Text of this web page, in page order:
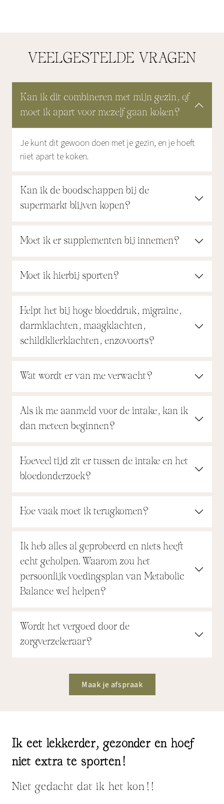
VEELGESTELDE VRAGEN
Kan ik dit combineren met mijn gezin, of
moet ik apart voor mezelf gaan koken?
Je kunt dit gewoon doen met je gezin, en je hoeft
niet apart te koken.
Kan ik de boodschappen bij de
supermarkt blijven kopen?
Moet ik er supplementen bij innemen?
Moet ik hierbij sporten?
Helpt het bij hoge bloeddruk, migraine,
darmklachten, maagklachten,
schildklierklachten, enzovoorts?
Wat wordt er van me verwacht?
Als ik me aanmeld voor de intake, kan ik
dan meteen beginnen?
Hoeveel tijd zit er tussen de intake en het
bloedonderzoek?
Hoe vaak moet ik terugkomen?
Ik heb alles al geprobeerd en niets heeft
echt geholpen. Waarom zou het
persoonlijk voedingsplan van Metabolic
Balance wel helpen?
Wordt het vergoed door de
zorgverzekeraar?
Maak je afspraak
Ik eet lekkerder, gezonder en hoef
niet extra te sporten!
Niet gedacht dat ik het kon!!